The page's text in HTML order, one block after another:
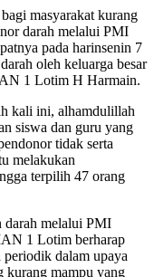
masyarakat kurang
darah melalui PMI
pada harinsenin 7
oleh keluarga besar
1 Lotim H Harmain.
kali ini, alhamdulillah
siswa dan guru yang
tidak serta
melakukan
terpilih 47 orang
melalui PMI
1 Lotim berharap
periodik dalam upaya
kurang mampu yang